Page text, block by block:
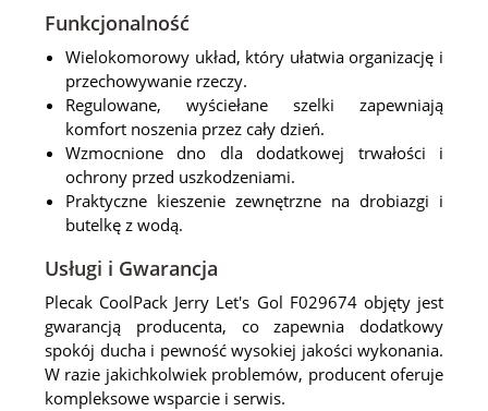
Funkcjonalność
Wielokomorowy układ, który ułatwia organizację i
przechowywanie rzeczy.
Regulowane, wyściełane szelki zapewniają
komfort noszenia przez cały dzień.
Wzmocnione dno dla dodatkowej trwałości i
ochrony przed uszkodzeniami.
Praktyczne kieszenie zewnętrzne na drobiazgi i
butelkę z wodą.
Usługi i Gwarancja
Plecak CoolPack Jerry Let's Gol F029674 objęty jest
gwarancją producenta, co zapewnia dodatkowy
spokój ducha i pewność wysokiej jakości wykonania.
W razie jakichkolwiek problemów, producent oferuje
kompleksowe wsparcie i serwis.